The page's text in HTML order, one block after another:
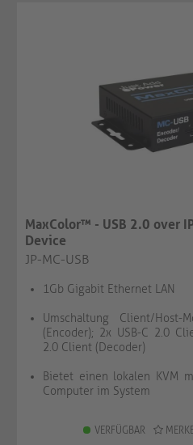
MaxColor™ - USB 2.0 over
Device
JP-MC-USB
1Gb Gigabit Ethernet LAN
Umschaltung Client/Host-
(Encoder); 2x USB-C 2.0
2.0 Client (Decoder)
Bietet einen lokalen KVM
Computer im System
VERFÜGBAR